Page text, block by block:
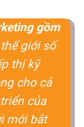
gồm
giới số
thị kỹ
cho cả
của
mới bắt